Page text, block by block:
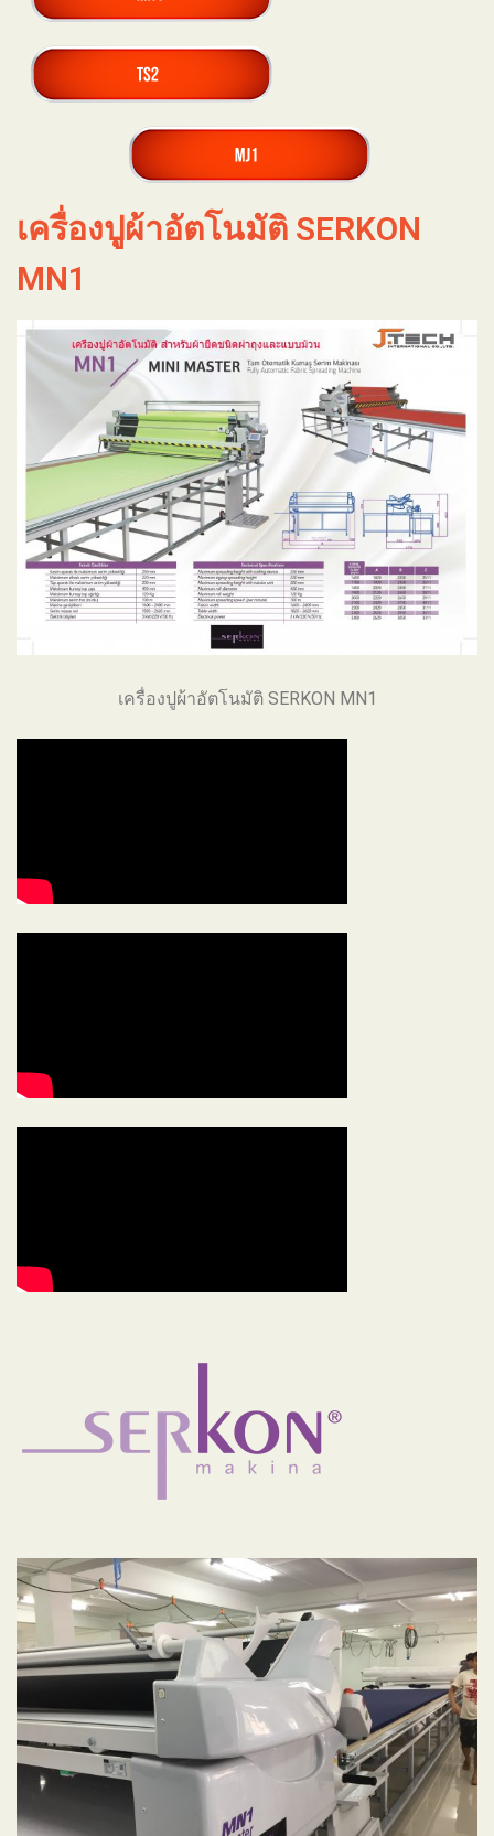
เครื่องปูผ้าอัตโนมัติ SERKON
MN1
เครื่องปูผ้าอัตโนมัติ SERKON MN1